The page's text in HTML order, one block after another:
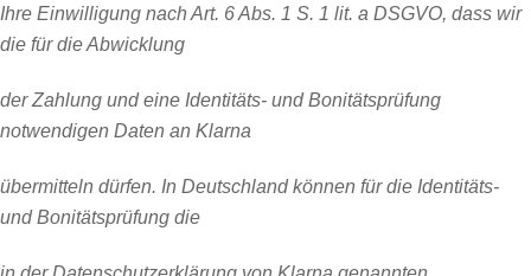
Ihre Einwilligung nach Art. 6 Abs. 1 S. 1 lit. a DSGVO, dass wir
die für die Abwicklung
der Zahlung und eine Identitäts- und Bonitätsprüfung
notwendigen Daten an Klarna
übermitteln dürfen. In Deutschland können für die Identitäts-
und Bonitätsprüfung die